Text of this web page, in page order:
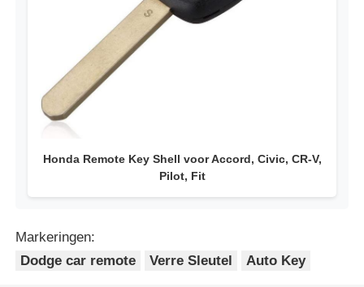
Honda Remote Key Shell voor Accord, Civic, CR-V,
Pilot, Fit
Markeringen:
Dodge car remote
Verre Sleutel Auto Key